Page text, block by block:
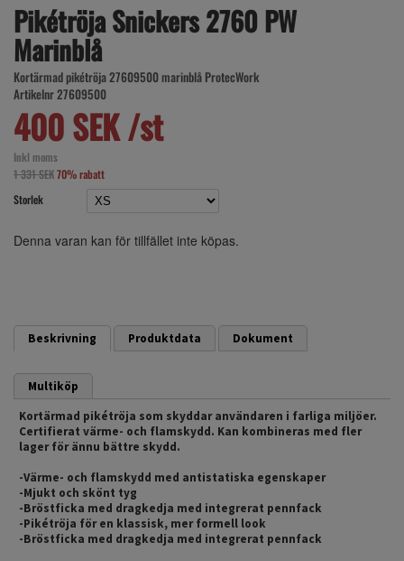
Pikétröja Snickers 2760 PW
Marinblå
Kortärmad pikétröja 27609500 marinblå ProtecWork
Artikelnr 27609500
400 SEK /st
Inkl moms
1 331 SEK70% rabatt
Storlek
Denna varan kan för tillfället inte köpas.
Beskrivning Produktdata Dokument
Multiköp
Kortärmad pikétröja som skyddar användaren i farliga miljöer.
Certifierat värme- och flamskydd. Kan kombineras med fler
lager för ännu bättre skydd.
-Värme- och flamskydd med antistatiska egenskaper
-Mjukt och skönt tyg
-Bröstficka med dragkedja med integrerat pennfack
-Pikétröja för en klassisk, mer formell look
-Bröstficka med dragkedja med integrerat pennfack